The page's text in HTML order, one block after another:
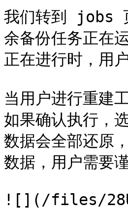
我们转到 jobs
余备份任务正在
正在进行时，用
当用户进行重建
如果确认执行，
数据会全部还原
数据，用户需要
![](/files/